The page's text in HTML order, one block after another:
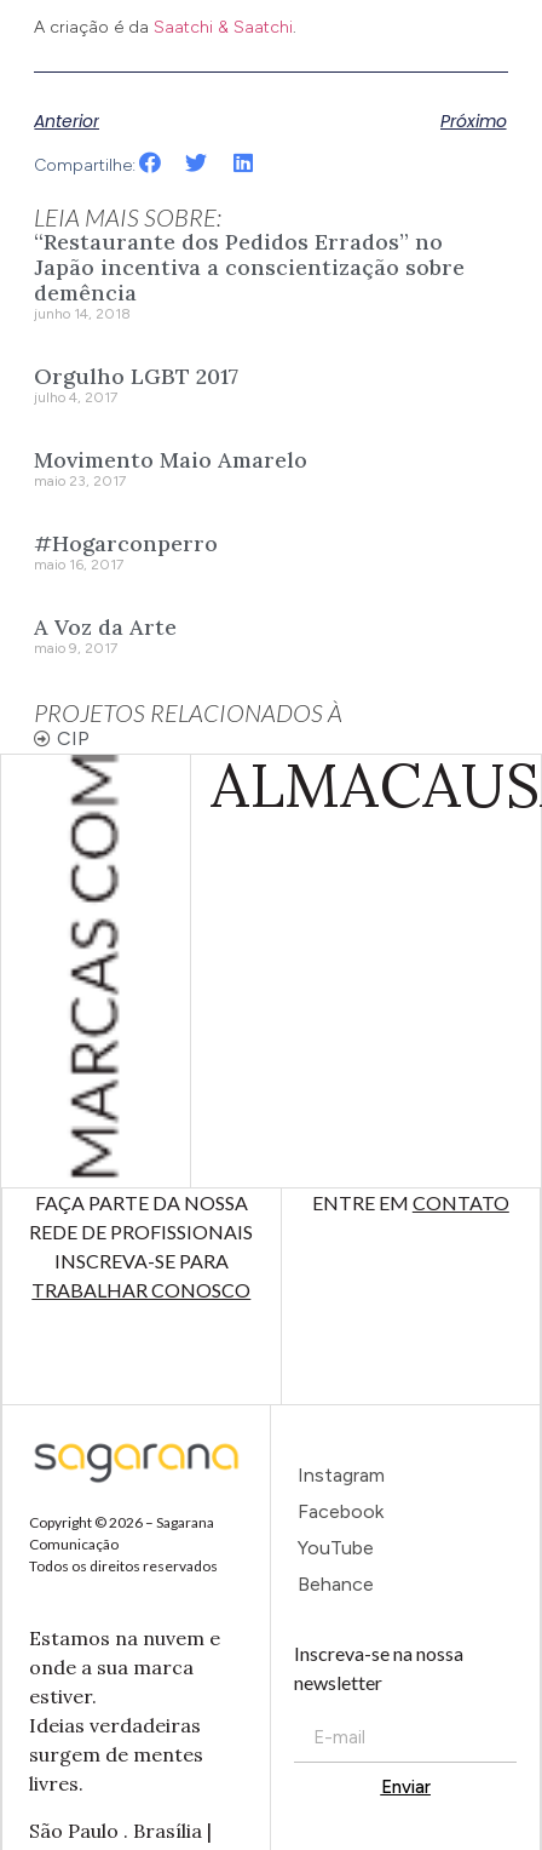
A criação é da Saatchi & Saatchi.
Anterior Próximo
Compartilhe:
LEIA MAIS SOBRE:
“Restaurante dos Pedidos Errados” no
Japão incentiva a conscientização sobre
demência
junho 14, 2018
Orgulho LGBT 2017
julho 4, 2017
Movimento Maio Amarelo
maio 23, 2017
#Hogarconperro
maio 16, 2017
A Voz da Arte
maio 9, 2017
PROJETOS RELACIONADOS À
CIP
ALMA
FAÇA PARTE DA NOSSA
REDE DE PROFISSIONAIS
INSCREVA-SE PARA
TRABALHAR CONOSCO
ENTRE EM CONTATO
Copyright © 2026 – Sagarana
Comunicação
Todos os direitos reservados
Estamos na nuvem e
onde a sua marca
estiver.
Ideias verdadeiras
surgem de mentes
livres.
São Paulo . Brasília |
Instagram
Facebook
YouTube
Behance
Inscreva-se na nossa
newsletter
Enviar